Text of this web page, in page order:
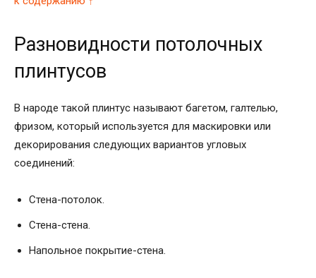
Разновидности потолочных
плинтусов
В народе такой плинтус называют багетом, галтелью,
фризом, который используется для маскировки или
декорирования следующих вариантов угловых
соединений:
Стена-потолок.
Стена-стена.
Напольное покрытие-стена.